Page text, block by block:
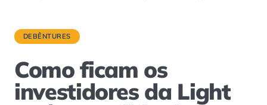
DEBÊNTURES
Como ficam os
investidores da Light